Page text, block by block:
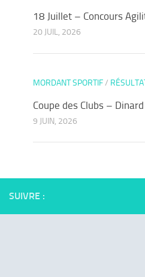
18 Juillet – Concours
20 JUIL, 2026
MORDANT SPORTIF/
Coupe des Clubs – Dinard
9 JUIN, 2026
SUIVRE :